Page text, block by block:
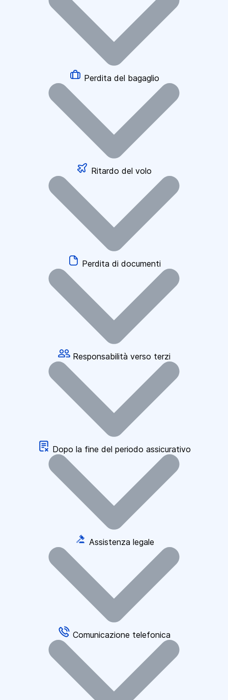
Perdita del bagaglio
Ritardo del volo
Perdita di documenti
Responsabilità verso terzi
Dopo la fine del periodo assicurativo
Assistenza legale
Comunicazione telefonica